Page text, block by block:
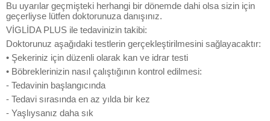
Bu uyarılar geçmişteki herhangi bir dönemde dahi olsa sizin için
geçerliyse lütfen doktorunuza danışınız.
VİGLİDA PLUS ile tedavinizin takibi:
Doktorunuz aşağıdaki testlerin gerçekleştirilmesini sağlayacaktır:
• Şekeriniz için düzenli olarak kan ve idrar testi
• Böbreklerinizin nasıl çalıştığının kontrol edilmesi:
- Tedavinin başlangıcında
- Tedavi sırasında en az yılda bir kez
- Yaşlıysanız daha sık